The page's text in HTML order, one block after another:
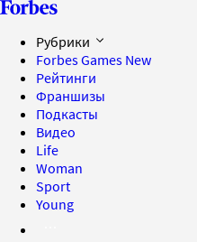
Рубрики
Forbes Games New
Рейтинги
Франшизы
Подкасты
Видео
Life
Woman
Sport
Young